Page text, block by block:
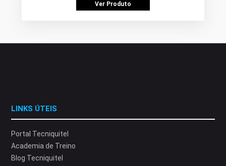
Ver Produto
LINKS ÚTEIS
Portal Tecniquitel
Academia de Treino
Blog Tecniquitel